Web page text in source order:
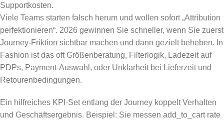
Supportkosten.
Viele Teams starten falsch herum und wollen sofort „Attribution
perfektionieren“. 2026 gewinnen Sie schneller, wenn Sie zuerst
Journey-Friktion sichtbar machen und dann gezielt beheben. In
Fashion ist das oft Größenberatung, Filterlogik, Ladezeit auf
PDPs, Payment-Auswahl, oder Unklarheit bei Lieferzeit und
Retourenbedingungen.
Ein hilfreiches KPI-Set entlang der Journey koppelt Verhalten
und Geschäftsergebnis. Beispiel: Sie messen add_to_cart rate